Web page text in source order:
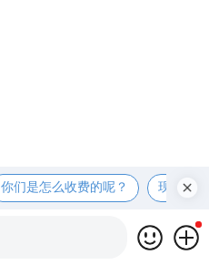
你们是怎么收费的呢？ 现在有